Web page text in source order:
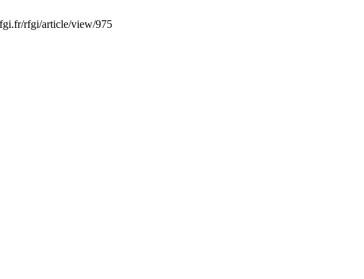
rfgi/article/view/975